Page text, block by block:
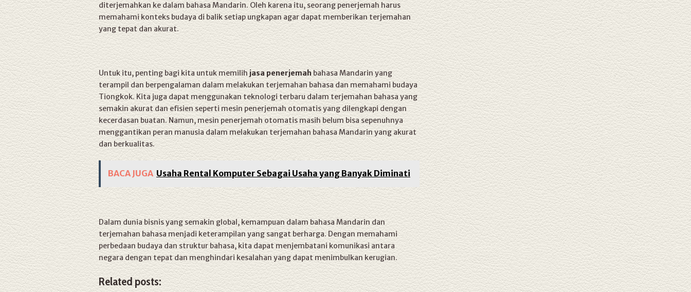
diterjemahkan ke dalam bahasa Mandarin. Oleh karena itu, seorang penerjemah harus
memahami konteks budaya di balik setiap ungkapan agar dapat memberikan terjemahan
yang tepat dan akurat.
Untuk itu, penting bagi kita untuk memilihjasa penerjemahbahasa Mandarin yang
terampil dan berpengalaman dalam melakukan terjemahan bahasa dan memahami budaya
Tiongkok. Kita juga dapat menggunakan teknologi terbaru dalam terjemahan bahasa yang
semakin akurat dan efisien seperti mesin penerjemah otomatis yang dilengkapi dengan
kecerdasan buatan. Namun, mesin penerjemah otomatis masih belum bisa sepenuhnya
menggantikan peran manusia dalam melakukan terjemahan bahasa Mandarin yang akurat
dan berkualitas.
BACA JUGA Usaha Rental Komputer Sebagai Usaha yang Banyak Diminati
Dalam dunia bisnis yang semakin global, kemampuan dalam bahasa Mandarin dan
terjemahan bahasa menjadi keterampilan yang sangat berharga. Dengan memahami
perbedaan budaya dan struktur bahasa, kita dapat menjembatani komunikasi antara
negara dengan tepat dan menghindari kesalahan yang dapat menimbulkan kerugian.
Related posts: